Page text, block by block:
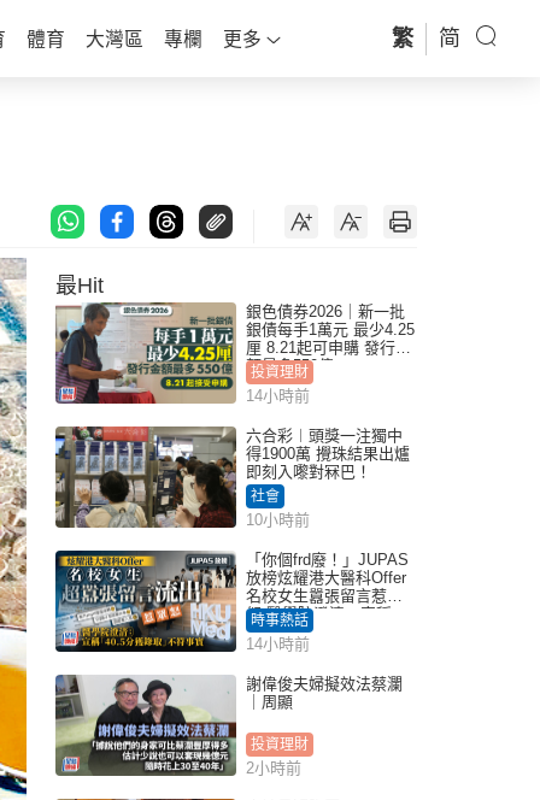
體育 大灣區 專欄 更多 繁 简
最Hit
銀色債券2026｜新一批
銀債每手1萬元 最少4.25
厘 8.21起可申購 發行金
額最多550億
投資理財
14小時前
六合彩︱頭獎一注獨中
得1900萬 攪珠結果出爐
即刻入嚟對冧巴！
社會
10小時前
「你個frd廢！」JUPAS
放榜炫耀港大醫科Offer
名校女生囂張留言惹眾
怒 醫學院澄清：宣稱
「40.5分獲錄取」不符事
實｜Juicy叮
時事熱話
14小時前
謝偉俊夫婦擬效法蔡瀾
｜周顯
投資理財
2小時前